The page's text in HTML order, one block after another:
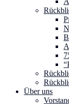
Über uns